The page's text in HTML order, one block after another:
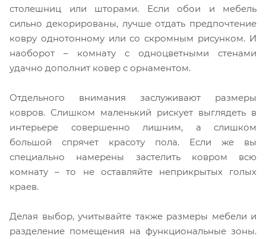
столешниц или шторами. Если обои и мебель
сильно декорированы, лучше отдать предпочтение
ковру однотонному или со скромным рисунком. И
наоборот – комнату с одноцветными стенами
удачно дополнит ковер с орнаментом.
Отдельного внимания заслуживают размеры
ковров. Слишком маленький рискует выглядеть в
интерьере совершенно лишним, а слишком
большой спрячет красоту пола. Если же вы
специально намерены застелить ковром всю
комнату – то не оставляйте неприкрытых голых
краев.
Делая выбор, учитывайте также размеры мебели и
разделение помещения на функциональные зоны.